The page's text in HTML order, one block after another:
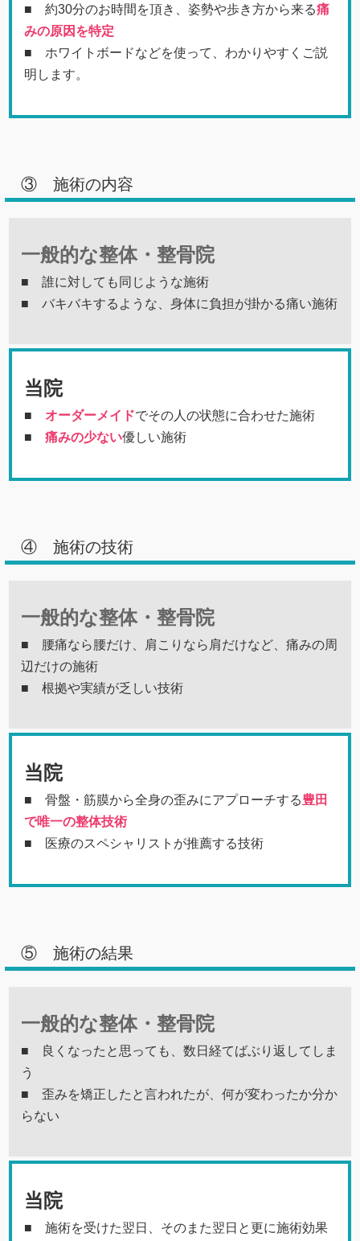
■ 約30分のお時間を頂き、姿勢や歩き方から来る痛
みの原因を特定
■ ホワイトボードなどを使って、わかりやすくご説
明します。
③ 施術の内容
一般的な整体・整骨院
■ 誰に対しても同じような施術
■ バキバキするような、身体に負担が掛かる痛い施術
当院
■ オーダーメイドでその人の状態に合わせた施術
■ 痛みの少ない優しい施術
④ 施術の技術
一般的な整体・整骨院
■ 腰痛なら腰だけ、肩こりなら肩だけなど、痛みの周
辺だけの施術
■ 根拠や実績が乏しい技術
当院
■ 骨盤・筋膜から全身の歪みにアプローチする豊田
で唯一の整体技術
■ 医療のスペシャリストが推薦する技術
⑤ 施術の結果
一般的な整体・整骨院
■ 良くなったと思っても、数日経てばぶり返してしま
う
■ 歪みを矯正したと言われたが、何が変わったか分か
らない
当院
■ 施術を受けた翌日、そのまた翌日と更に施術効果